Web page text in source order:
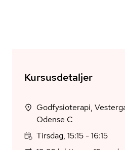
Kursusdetaljer
Godfysioterapi,
Odense C
Tirsdag, 15:15 - 16:15